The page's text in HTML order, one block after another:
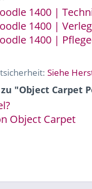
1400 |
1400 |
1400 |
Siehe
"Object Carpet
Object Carpet